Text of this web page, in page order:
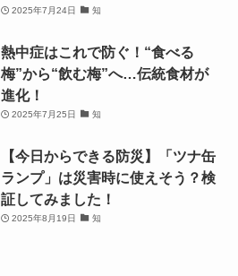
2025年7月24日 知
熱中症はこれで防ぐ！“食べる
梅”から“飲む梅”へ…伝統食材が
進化！
2025年7月25日 知
【今日からできる防災】「ツナ缶
ランプ」は災害時に使えそう？検
証してみました！
2025年8月19日 知